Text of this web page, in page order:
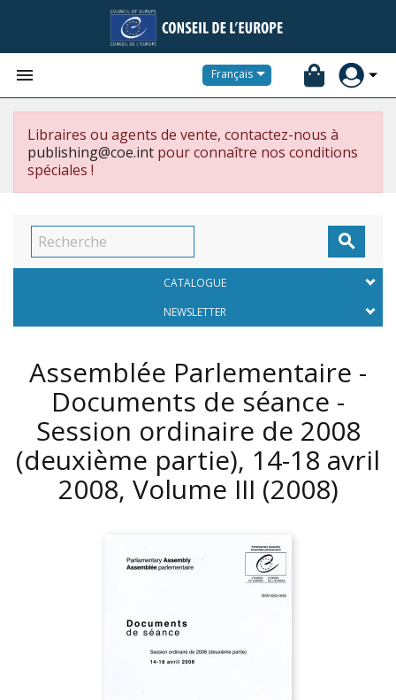
 Français
Libraires ou agents de vente, contactez-nous à
publishing@coe.int pour connaître nos conditions
spéciales !

CATALOGUE
NEWSLETTER
Assemblée Parlementaire -
Documents de séance -
Session ordinaire de 2008
(deuxième partie), 14-18 avril
2008, Volume III (2008)